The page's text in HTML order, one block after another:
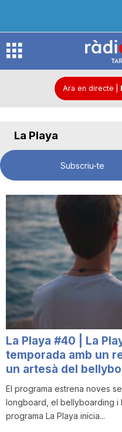
R
o
C
u
t
a
Ara en directe
La Playa
Subscriu-te
La Playa #40 | La
temporada amb un
un artesà del
El programa estrena noves
longboard, el bellyboarding i
programa La Playa inicia...